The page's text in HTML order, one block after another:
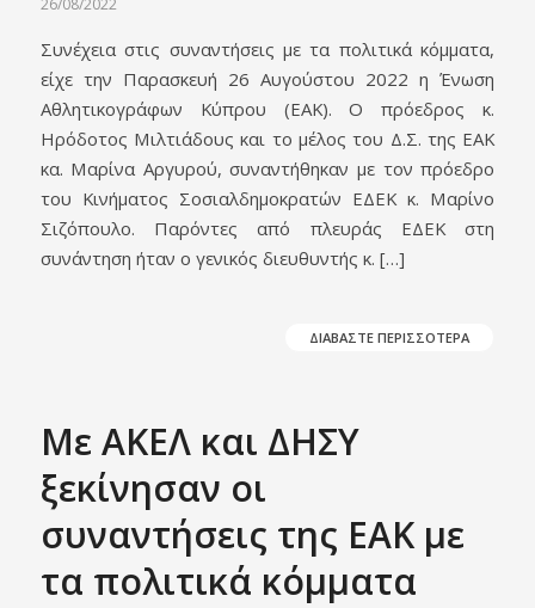
26/08/2022
Συνέχεια στις συναντήσεις με τα πολιτικά κόμματα,
είχε την Παρασκευή 26 Αυγούστου 2022 η Ένωση
Αθλητικογράφων Κύπρου (ΕΑΚ). Ο πρόεδρος κ.
Ηρόδοτος Μιλτιάδους και το μέλος του Δ.Σ. της ΕΑΚ
κα. Μαρίνα Αργυρού, συναντήθηκαν με τον πρόεδρο
του Κινήματος Σοσιαλδημοκρατών ΕΔΕΚ κ. Μαρίνο
Σιζόπουλο. Παρόντες από πλευράς ΕΔΕΚ στη
συνάντηση ήταν ο γενικός διευθυντής κ. […]
ΔΙΑΒΑΣΤΕ ΠΕΡΙΣΣΟΤΕΡΑ
Με ΑΚΕΛ και ΔΗΣΥ
ξεκίνησαν οι
συναντήσεις της ΕΑΚ με
τα πολιτικά κόμματα